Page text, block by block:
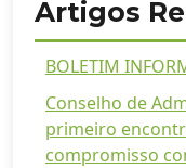
Artigos
BOLETIM
Conselho de
primeiro
compromisso